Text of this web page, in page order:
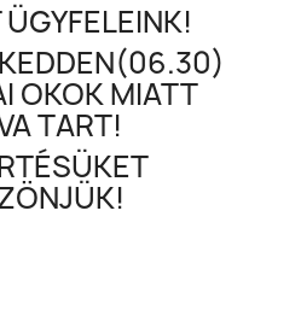
OKOK MIATT
TART!